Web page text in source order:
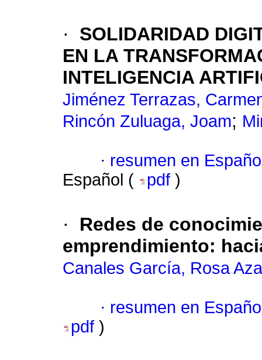
·
SOLIDARIDAD
EN LA
INTELIGENCIA
Jiménez Terrazas,
Rincón Zuluaga, Joam;
· resumen en
Español (
pdf )
·
Redes de
emprendimiento:
Canales García, Rosa
· resumen en
pdf )